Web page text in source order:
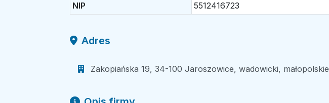
NIP 5512416723
Adres
Zakopiańska 19, 34-100 Jaroszowice, wadowicki, małopolskie